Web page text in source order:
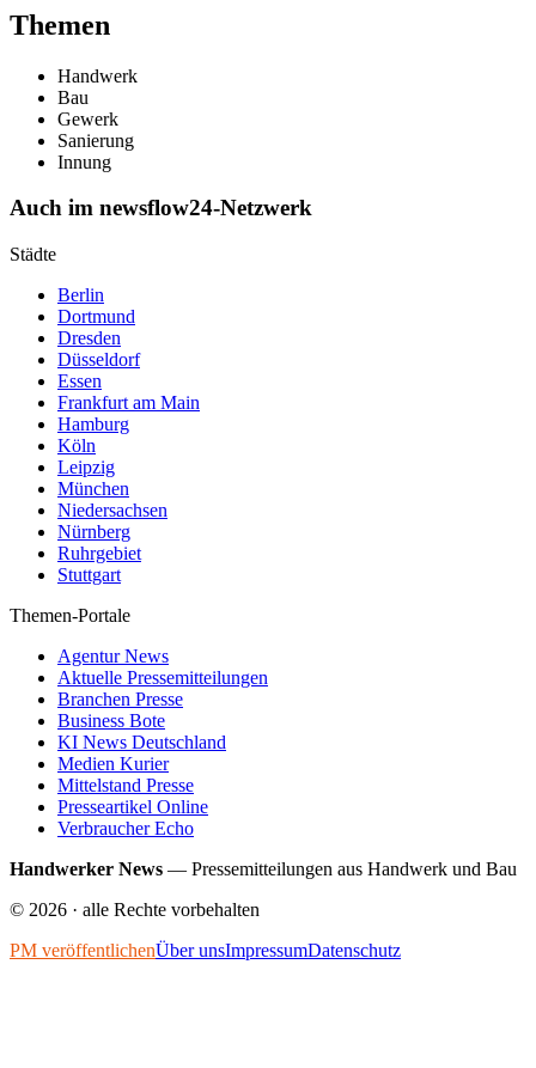
Themen
Handwerk
Bau
Gewerk
Sanierung
Innung
Auch im newsflow24-Netzwerk
Städte
Berlin
Dortmund
Dresden
Düsseldorf
Essen
Frankfurt am Main
Hamburg
Köln
Leipzig
München
Niedersachsen
Nürnberg
Ruhrgebiet
Stuttgart
Themen-Portale
Agentur News
Aktuelle Pressemitteilungen
Branchen Presse
Business Bote
KI News Deutschland
Medien Kurier
Mittelstand Presse
Presseartikel Online
Verbraucher Echo
Handwerker News — Pressemitteilungen aus Handwerk und Bau
© 2026 · alle Rechte vorbehalten
PM veröffentlichenÜber unsImpressumDatenschutz